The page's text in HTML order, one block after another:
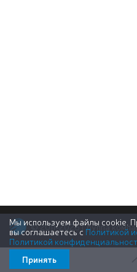
© 2011-2026 Группа
Мы используем файлы cookie.
вы соглашаетесь с Политикой
Политикой
Принять